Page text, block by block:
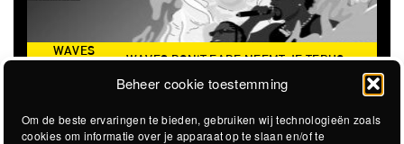
Beheer cookie toestemming
Om de beste ervaringen te bieden, gebruiken wij technologieën zoals
cookies om informatie over je apparaat op te slaan en/of te
WAVES
WAVES DON'T FADE NEEMT JE TERUG
NAAR DE ICONISCHE ZOMER VAN 2016